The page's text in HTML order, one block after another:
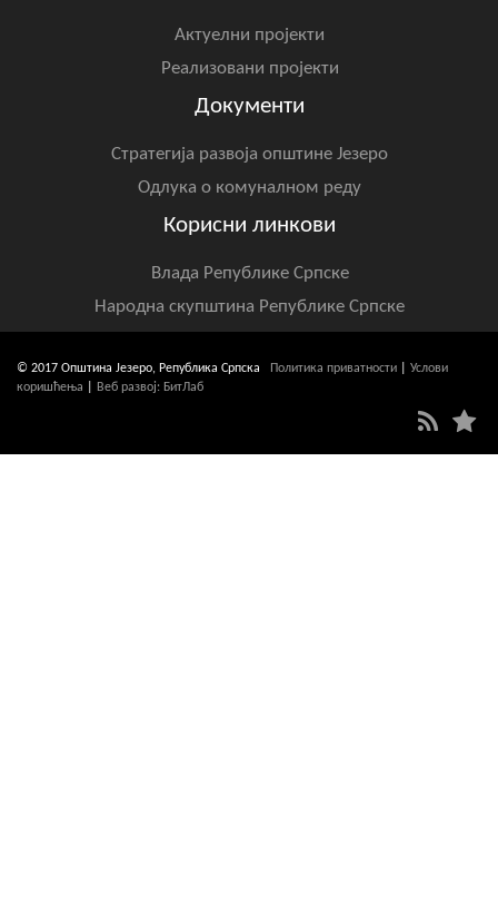
Актуелни пројекти
Реализовани пројекти
Документи
Стратегија развоја општине Језеро
Одлука о комуналном реду
Корисни линкови
Влада Републике Српске
Народна скупштина Републике Српске
© 2017 Општина Језеро, Република Српска Политика приватности
Услови
коришћења
Веб развој: БитЛаб